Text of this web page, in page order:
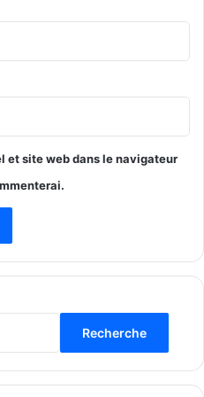
et site web dans le navigateur
Recherche